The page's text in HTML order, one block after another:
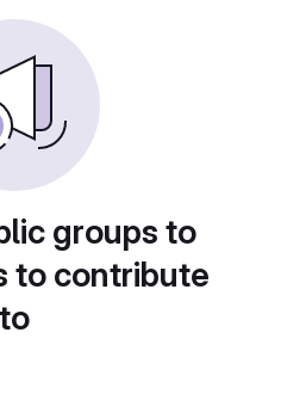
groups to
to contribute
to